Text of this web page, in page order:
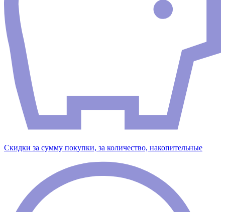
Скидки за сумму покупки, за количество, накопительные